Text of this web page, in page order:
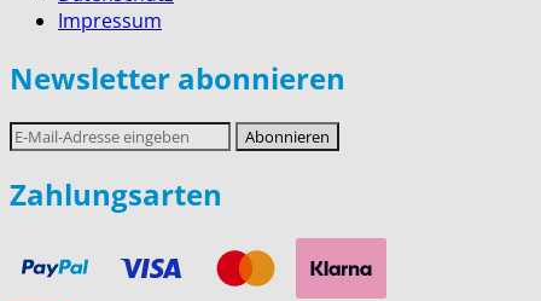
Impressum
Newsletter abonnieren
E-
Mail-
Adresse
Abonnieren
Zahlungsarten